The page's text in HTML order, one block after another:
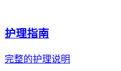
护理指南
完整的护理说明